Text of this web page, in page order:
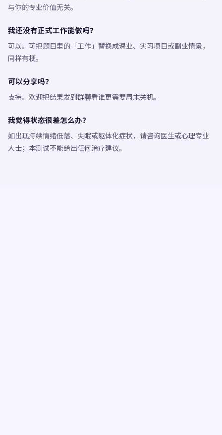
与你的专业价值无关。
我还没有正式工作能做吗？
可以。可把题目里的「工作」替换成课业、实习项目或副业情景，
同样有梗。
可以分享吗？
支持。欢迎把结果发到群聊看谁更需要周末关机。
我觉得状态很差怎么办？
如出现持续情绪低落、失眠或躯体化症状，请咨询医生或心理专业
人士；本测试不能给出任何治疗建议。